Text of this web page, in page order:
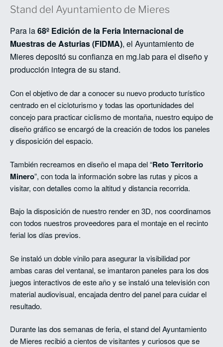
Stand del Ayuntamiento de Mieres
Para la68º Edición de la Feria Internacional de
Muestras de Asturias (FIDMA), el Ayuntamiento de
Mieres depositó su confianza en mg.lab para el diseño y
producción integra de su stand.
Con el objetivo de dar a conocer su nuevo producto turístico
centrado en el cicloturismo y todas las oportunidades del
concejo para practicar ciclismo de montaña, nuestro equipo de
diseño gráfico se encargó de la creación de todos los paneles
y disposición del espacio.
También recreamos en diseño el mapa del “Reto Territorio
Minero”, con toda la información sobre las rutas y picos a
visitar, con detalles como la altitud y distancia recorrida.
Bajo la disposición de nuestro render en 3D, nos coordinamos
con todos nuestros proveedores para el montaje en el recinto
ferial los días previos.
Se instaló un doble vinilo para asegurar la visibilidad por
ambas caras del ventanal, se imantaron paneles para los dos
juegos interactivos de este año y se instaló una televisión con
material audiovisual, encajada dentro del panel para cuidar el
resultado.
Durante las dos semanas de feria, el stand del Ayuntamiento
de Mieres recibió a cientos de visitantes y curiosos que se